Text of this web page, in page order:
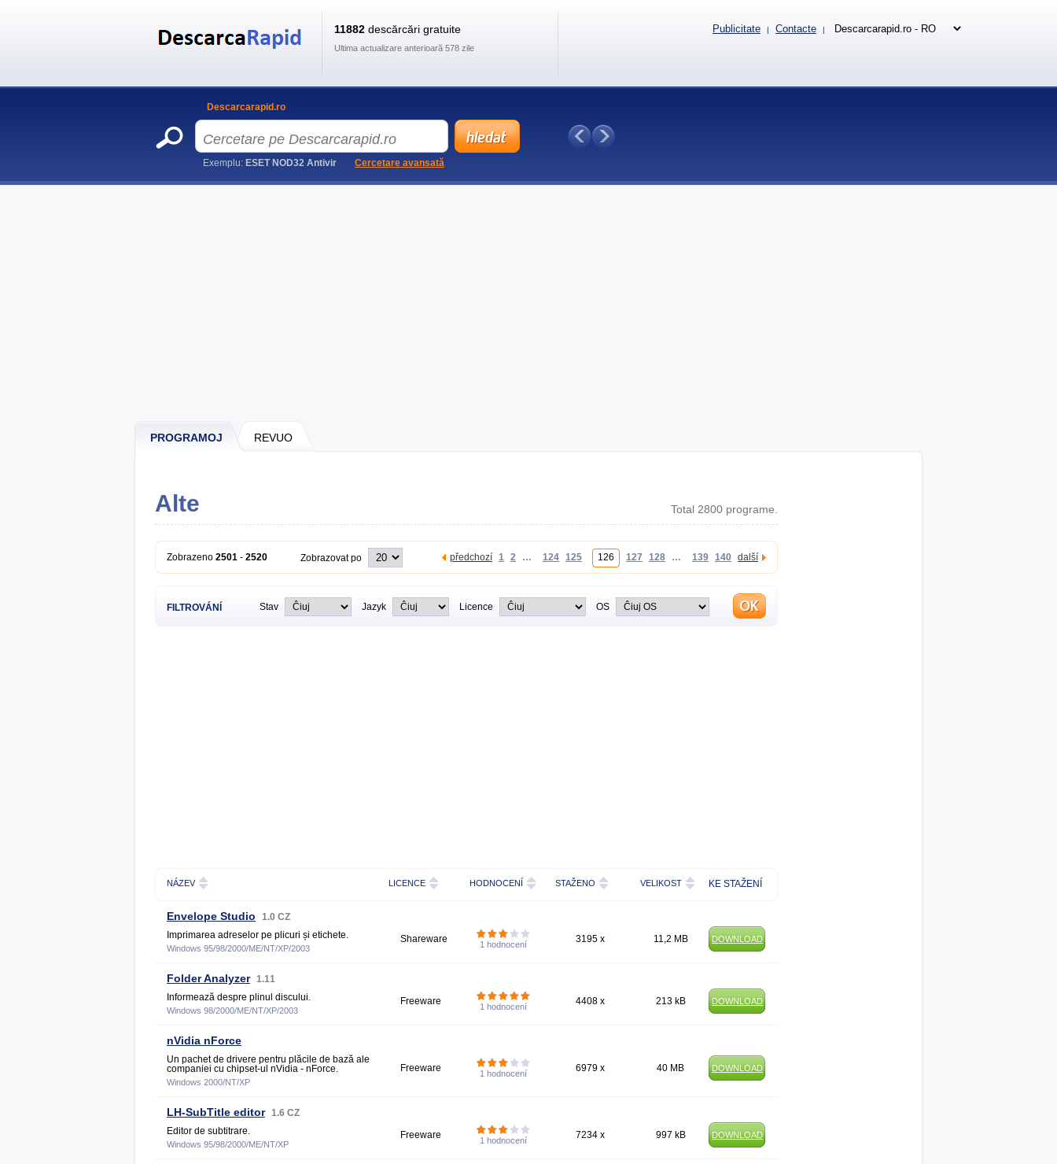
PROGRAMOJ REVUO
Alte Total 2800 programe.
Zobrazeno 2501 - 2520 Zobrazovat po předchozí 1 2 … 124 125 126 127 128 … 139 140 další
FILTROVÁNÍ Stav Jazyk Licence OS
NÁZEV LICENCE HODNOCENÍ STAŽENO VELIKOST KE STAŽENÍ
Envelope Studio
1.0 CZ
Imprimarea adreselor pe plicuri și etichete.
Windows 95/98/2000/ME/NT/XP/2003
Shareware 1 hodnocení 3195 x 11,2 MB DOWNLOAD
Folder Analyzer 1.11
Informează despre plinul discului.
Windows 98/2000/ME/NT/XP/2003
Freeware 1 hodnocení 4408 x 213 kB DOWNLOAD
nVidia nForce
Un pachet de drivere pentru plăcile de bază ale
companiei cu chipset-ul nVidia - nForce.
Windows 2000/NT/XP
Freeware 1 hodnocení 6979 x 40 MB DOWNLOAD
LH-SubTitle editor 1.6 CZ
Editor de subtitrare.
Windows 95/98/2000/ME/NT/XP
Freeware 1 hodnocení 7234 x 997 kB DOWNLOAD
11882 descărcări gratuite
Ultima actualizare anterioară 578 zile
Publicitate | Contacte |
Descarcarapid.ro
Exemplu: ESET NOD32 Antivir Cercetare avansată